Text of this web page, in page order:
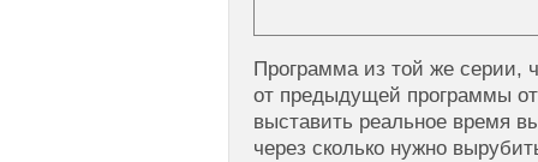
Программа из той же серии,
от предыдущей программы
выставить реальное время
через сколько нужно